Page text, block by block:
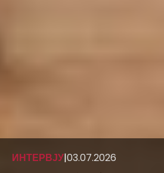
ИНТЕРВЈУ|03.07.2026